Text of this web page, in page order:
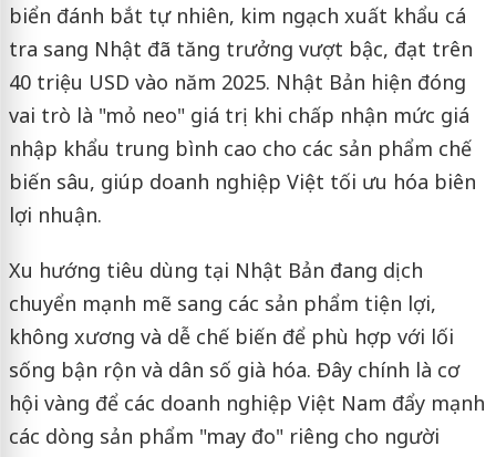
biển đánh bắt tự nhiên, kim ngạch xuất khẩu cá
tra sang Nhật đã tăng trưởng vượt bậc, đạt trên
40 triệu USD vào năm 2025. Nhật Bản hiện đóng
vai trò là "mỏ neo" giá trị khi chấp nhận mức giá
nhập khẩu trung bình cao cho các sản phẩm chế
biến sâu, giúp doanh nghiệp Việt tối ưu hóa biên
lợi nhuận.
Xu hướng tiêu dùng tại Nhật Bản đang dịch
chuyển mạnh mẽ sang các sản phẩm tiện lợi,
không xương và dễ chế biến để phù hợp với lối
sống bận rộn và dân số già hóa. Đây chính là cơ
hội vàng để các doanh nghiệp Việt Nam đẩy mạnh
các dòng sản phẩm "may đo" riêng cho người